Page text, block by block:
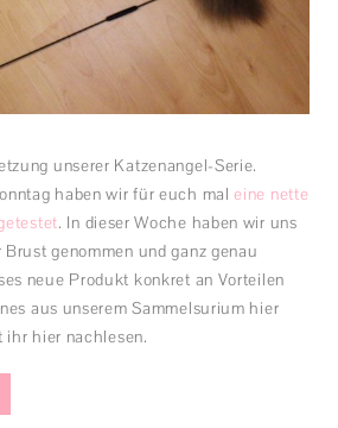
unserer Katzenangel-Serie.
haben wir für euch mal eine nette
. In dieser Woche haben wir uns
genommen und ganz genau
neue Produkt konkret an Vorteilen
aus unserem Sammelsurium hier
ihr hier nachlesen.